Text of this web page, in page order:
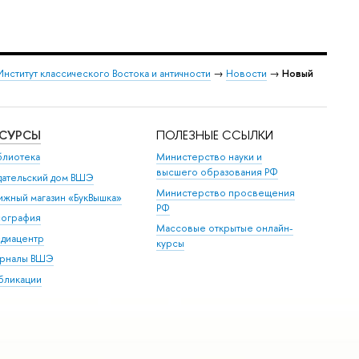
классического Востока и античности → Новости → Новый
дом ВШЭ
магазин «БукВышка»
ВШЭ
ПОЛЕЗНЫЕ ССЫЛКИ
Министерство науки и
высшего образования РФ
Министерство просвещения
РФ
Массовые открытые онлайн-
курсы